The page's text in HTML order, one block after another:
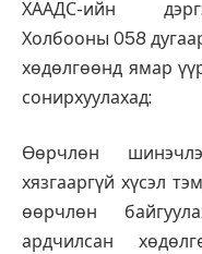
ХААДС-ийн
Холбооны 058
хөдөлгөөнд ямар
сонирхуулахад:
Өөрчлөн
хязгааргүй хүсэл
өөрчлөн
ардчилсан